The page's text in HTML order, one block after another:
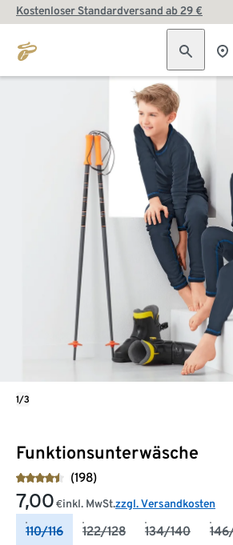
Kostenloser Standardversand ab 29 €
Funktionsunterwäsche
(198)
7,00 €inkl. MwSt.zzgl. Versandkosten
110/116 122/128 134/140
1/3